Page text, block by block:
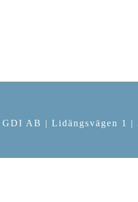
GDI AB | Lidängsvägen 1 |